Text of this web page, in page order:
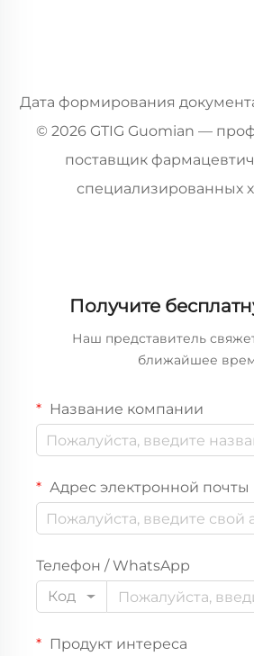
Дата формирования
© 2026 GTIG Guomian —
поставщик
специализированных
Получите
Наш представитель
ближайшее
Название компании
Адрес электронной почты
Телефон / WhatsApp
Код
Продукт интереса